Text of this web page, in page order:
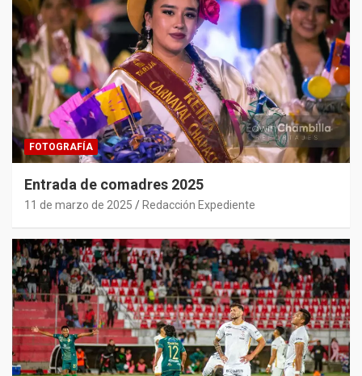
FOTOGRAFÍA
Entrada de comadres 2025
11 de marzo de 2025 Redacción Expediente